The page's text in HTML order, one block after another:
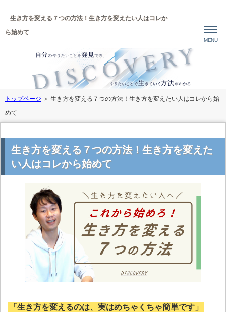
生き方を変える７つの方法！生き方を変えたい人はコレか
ら始めて
MENU
トップページ ＞ 生き方を変える７つの方法！生き方を変えたい人はコレから始
めて
生き方を変える７つの方法！生き方を変えた
い人はコレから始めて
「生き方を変えるのは、実はめちゃくちゃ簡単です」